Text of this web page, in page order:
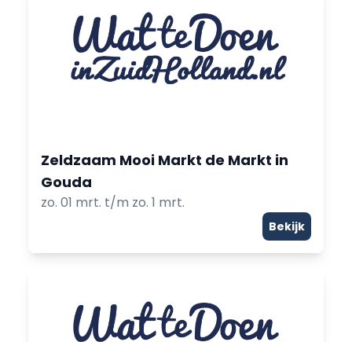
Zeldzaam Mooi Markt de Markt in
Gouda
zo. 01 mrt. t/m zo. 1 mrt.
Bekijk